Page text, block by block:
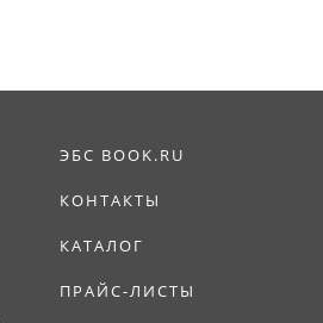
ЭБС BOOK.RU
КОНТАКТЫ
КАТАЛОГ
ПРАЙС-ЛИСТЫ